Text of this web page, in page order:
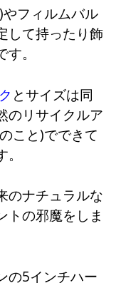
フィルムバル
して持ったり飾
。
とサイズは同
のリサイクルア
こと)でできて
のナチュラルな
トの邪魔をしま
の5インチハー